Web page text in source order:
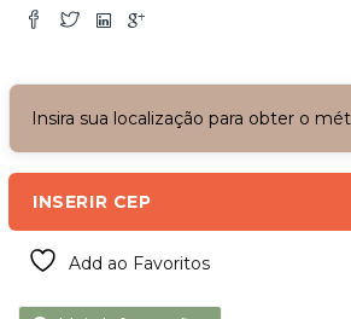
Insira sua localização para obter o
INSERIR CEP
Add ao Favoritos